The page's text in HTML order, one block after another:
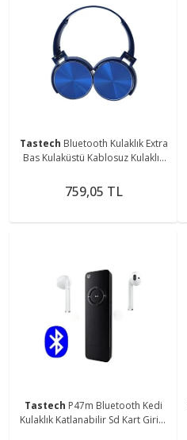
Tastech Bluetooth Kulaklık Extra
Bas Kulaküstü Kablosuz Kulaklık
759,05 TL
Tastech P47m Bluetooth Kedi
Kulaklık Katlanabilir Sd Kart Girişli